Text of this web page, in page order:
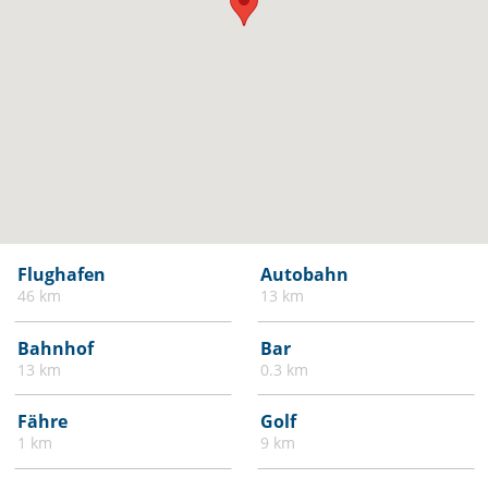
Flughafen
46 km
Autobahn
13 km
Bahnhof
13 km
Bar
0.3 km
Fähre
1 km
Golf
9 km